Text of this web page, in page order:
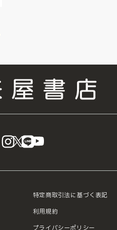
instagram
X LINE
特定商取引法に基づく表記
利用規約
プライバシーポリシー